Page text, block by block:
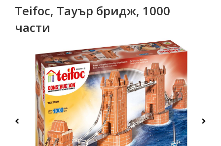
Teifoc, Тауър бридж, 1000
части